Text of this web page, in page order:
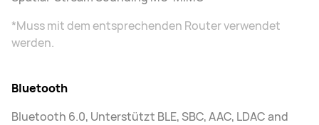
*Muss mit dem entsprechenden Router verwendet
werden.
Bluetooth
Bluetooth 6.0, Unterstützt BLE, SBC, AAC, LDAC and